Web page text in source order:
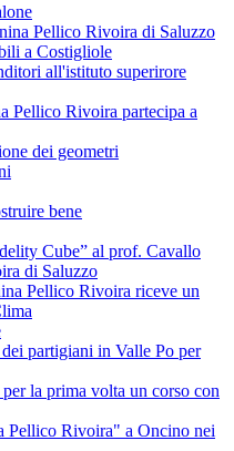
Pellico Rivoira di Saluzzo
a Costigliole
all'istituto superirore
Pellico Rivoira partecipa a
dei geometri
bene
Cube” al prof. Cavallo
di Saluzzo
Pellico Rivoira riceve un
partigiani in Valle Po per
la prima volta un corso con
Pellico Rivoira" a Oncino nei